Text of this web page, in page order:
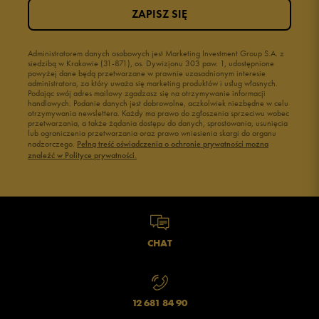
Administratorem danych osobowych jest Marketing Investment Group S.A. z
siedzibą w Krakowie (31-871), os. Dywizjonu 303 paw. 1, udostępnione
powyżej dane będą przetwarzane w prawnie uzasadnionym interesie
administratora, za który uważa się marketing produktów i usług własnych.
Podając swój adres mailowy zgadzasz się na otrzymywanie informacji
handlowych. Podanie danych jest dobrowolne, aczkolwiek niezbędne w celu
otrzymywania newslettera. Każdy ma prawo do zgłoszenia sprzeciwu wobec
przetwarzania, a także żądania dostępu do danych, sprostowania, usunięcia
lub ograniczenia przetwarzania oraz prawo wniesienia skargi do organu
nadzorczego. Pełną treść oświadczenia o ochronie prywatności można
znaleźć w Polityce prywatności.
ZAPISZ SIĘ
CHAT
12 681 84 90